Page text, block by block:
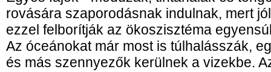
rovására szaporodásnak indulnak, mert
ezzel felborítják az ökoszisztéma
Az óceánokat már most is túlhalásszák,
és más szennyezők kerülnek a vizekbe.